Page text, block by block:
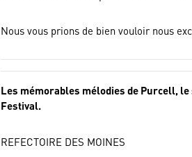
Nous vous prions de bien vouloir nous
Les mémorables mélodies de Purcell,
Festival.
REFECTOIRE DES MOINES